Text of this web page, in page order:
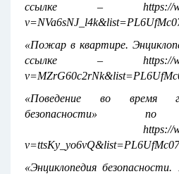
ссылке – https://
«Пожар в квартире.
ссылке – https://
«Поведение во время
безопасности»
https://
«Энциклопедия